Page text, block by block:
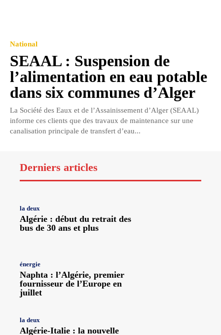
National
SEAAL : Suspension de
l’alimentation en eau potable
dans six communes d’Alger
La Société des Eaux et de l’Assainissement d’Alger (SEAAL)
informe ces clients que des travaux de maintenance sur une
canalisation principale de transfert d’eau...
Derniers articles
la deux
Algérie : début du retrait des
bus de 30 ans et plus
énergie
Naphta : l’Algérie, premier
fournisseur de l’Europe en
juillet
la deux
Algérie-Italie : la nouvelle